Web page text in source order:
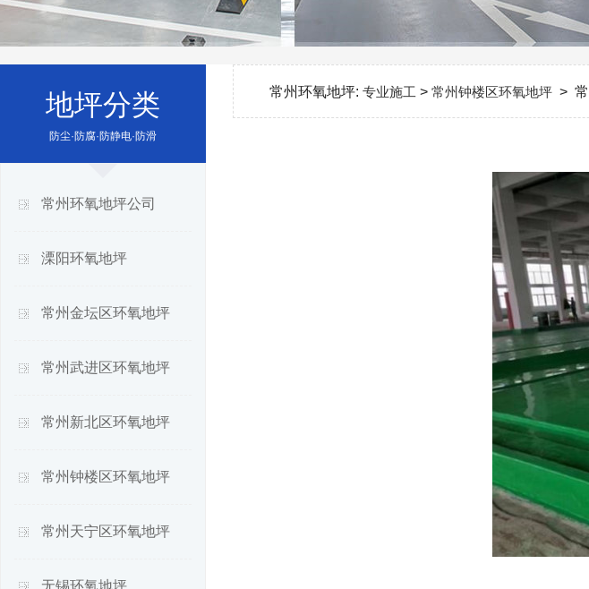
地坪分类
防尘·防腐·防静电·防滑
常州环氧地坪公司
溧阳环氧地坪
常州金坛区环氧地坪
常州武进区环氧地坪
常州新北区环氧地坪
常州钟楼区环氧地坪
常州天宁区环氧地坪
无锡环氧地坪
常州环氧地坪: 专业施工 > 常州钟楼区环氧地坪 >